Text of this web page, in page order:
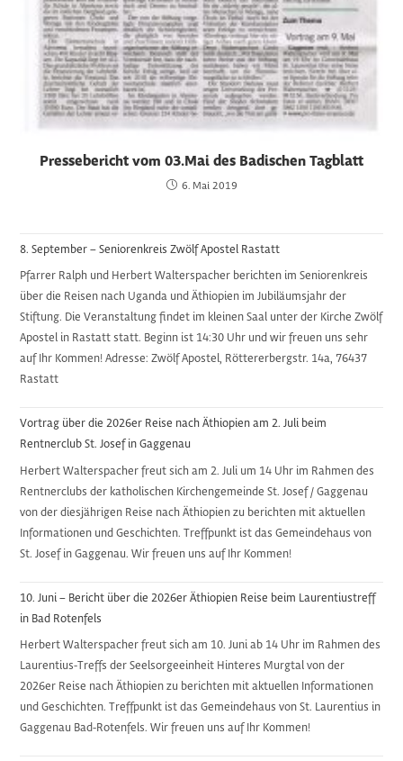
Pressebericht vom 03.Mai des Badischen Tagblatt
6. Mai 2019
8. September – Seniorenkreis Zwölf Apostel Rastatt
Pfarrer Ralph und Herbert Walterspacher berichten im Seniorenkreis
über die Reisen nach Uganda und Äthiopien im Jubiläumsjahr der
Stiftung. Die Veranstaltung findet im kleinen Saal unter der Kirche Zwölf
Apostel in Rastatt statt. Beginn ist 14:30 Uhr und wir freuen uns sehr
auf Ihr Kommen! Adresse: Zwölf Apostel, Röttererbergstr. 14a, 76437
Rastatt
Vortrag über die 2026er Reise nach Äthiopien am 2. Juli beim
Rentnerclub St. Josef in Gaggenau
Herbert Walterspacher freut sich am 2. Juli um 14 Uhr im Rahmen des
Rentnerclubs der katholischen Kirchengemeinde St. Josef / Gaggenau
von der diesjährigen Reise nach Äthiopien zu berichten mit aktuellen
Informationen und Geschichten. Treffpunkt ist das Gemeindehaus von
St. Josef in Gaggenau. Wir freuen uns auf Ihr Kommen!
10. Juni – Bericht über die 2026er Äthiopien Reise beim Laurentiustreff
in Bad Rotenfels
Herbert Walterspacher freut sich am 10. Juni ab 14 Uhr im Rahmen des
Laurentius-Treffs der Seelsorgeeinheit Hinteres Murgtal von der
2026er Reise nach Äthiopien zu berichten mit aktuellen Informationen
und Geschichten. Treffpunkt ist das Gemeindehaus von St. Laurentius in
Gaggenau Bad-Rotenfels. Wir freuen uns auf Ihr Kommen!